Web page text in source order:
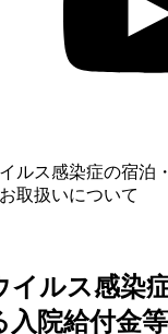
ルス感染症の宿泊
取扱いについて
イルス感染
入院給付金